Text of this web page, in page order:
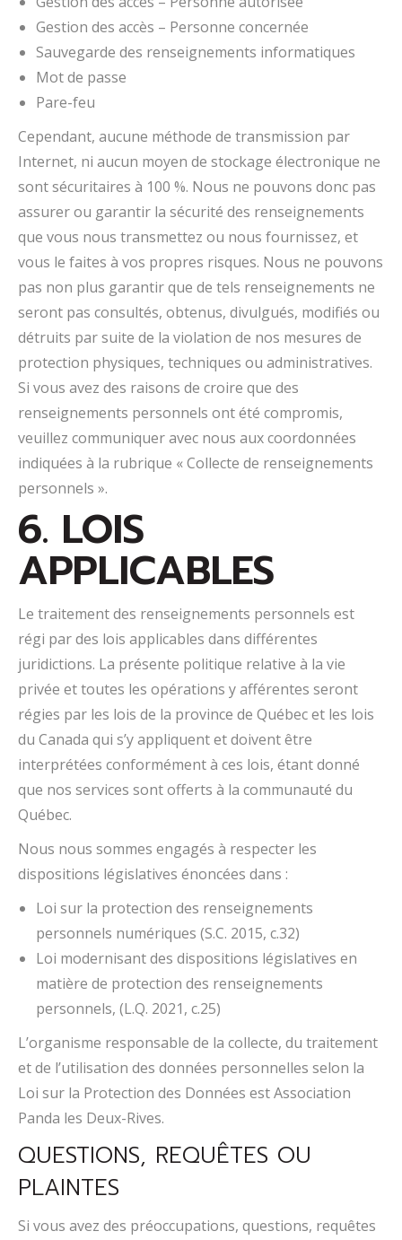
Gestion des accès – Personne concernée
Sauvegarde des renseignements informatiques
Mot de passe
Pare-feu
Cependant, aucune méthode de transmission par
Internet, ni aucun moyen de stockage électronique ne
sont sécuritaires à 100 %. Nous ne pouvons donc pas
assurer ou garantir la sécurité des renseignements
que vous nous transmettez ou nous fournissez, et
vous le faites à vos propres risques. Nous ne pouvons
pas non plus garantir que de tels renseignements ne
seront pas consultés, obtenus, divulgués, modifiés ou
détruits par suite de la violation de nos mesures de
protection physiques, techniques ou administratives.
Si vous avez des raisons de croire que des
renseignements personnels ont été compromis,
veuillez communiquer avec nous aux coordonnées
indiquées à la rubrique « Collecte de renseignements
personnels ».
6. LOIS
APPLICABLES
Le traitement des renseignements personnels est
régi par des lois applicables dans différentes
juridictions. La présente politique relative à la vie
privée et toutes les opérations y afférentes seront
régies par les lois de la province de Québec et les lois
du Canada qui s’y appliquent et doivent être
interprétées conformément à ces lois, étant donné
que nos services sont offerts à la communauté du
Québec.
Nous nous sommes engagés à respecter les
dispositions législatives énoncées dans :
Loi sur la protection des renseignements
personnels numériques (S.C. 2015, c.32)
Loi modernisant des dispositions législatives en
matière de protection des renseignements
personnels, (L.Q. 2021, c.25)
L’organisme responsable de la collecte, du traitement
et de l’utilisation des données personnelles selon la
Loi sur la Protection des Données est Association
Panda les Deux-Rives.
QUESTIONS, REQUÊTES OU
PLAINTES
Si vous avez des préoccupations, questions, requêtes